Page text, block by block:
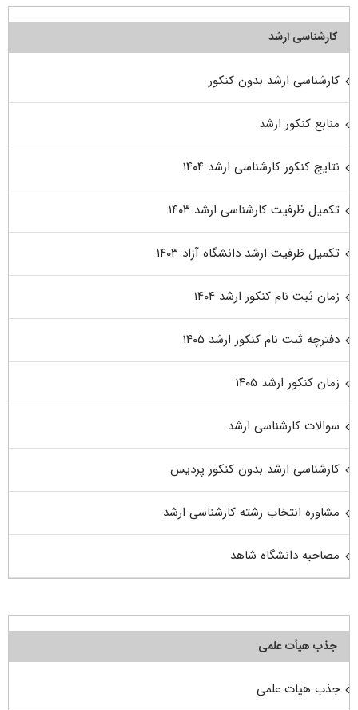
کارشناسی ارشد
کارشناسی ارشد بدون کنکور
منابع کنکور ارشد
نتایج کنکور کارشناسی ارشد ۱۴۰۴
تکمیل ظرفیت کارشناسی ارشد ۱۴۰۳
تکمیل ظرفیت ارشد دانشگاه آزاد ۱۴۰۳
زمان ثبت نام کنکور ارشد ۱۴۰۴
دفترچه ثبت نام کنکور ارشد ۱۴۰۵
زمان کنکور ارشد ۱۴۰۵
سوالات کارشناسی ارشد
کارشناسی ارشد بدون کنکور پردیس
مشاوره انتخاب رشته کارشناسی ارشد
مصاحبه دانشگاه شاهد
جذب هیأت علمی
جذب هیات علمی